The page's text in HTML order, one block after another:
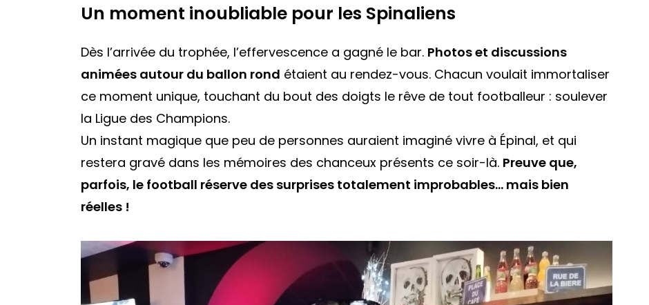
Un moment inoubliable pour les Spinaliens
Dès l’arrivée du trophée, l’effervescence a gagné le bar. Photos et discussions
animées autour du ballon rond étaient au rendez-vous. Chacun voulait immortaliser
ce moment unique, touchant du bout des doigts le rêve de tout footballeur : soulever
la Ligue des Champions.
Un instant magique que peu de personnes auraient imaginé vivre à Épinal, et qui
restera gravé dans les mémoires des chanceux présents ce soir-là. Preuve que,
parfois, le football réserve des surprises totalement improbables… mais bien
réelles !